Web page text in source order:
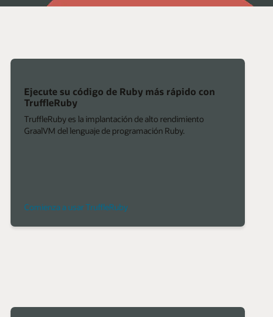
Ejecute su código de Ruby más rápido con
TruffleRuby
TruffleRuby es la implantación de alto rendimiento
GraalVM del lenguaje de programación Ruby.
Comienza a usar TruffleRuby